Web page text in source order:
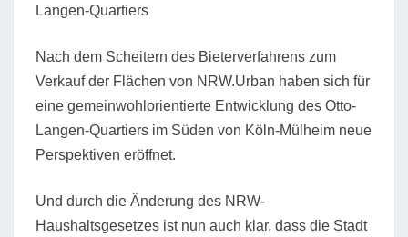
Langen-Quartiers
Nach dem Scheitern des Bieterverfahrens zum
Verkauf der Flächen von NRW.Urban haben sich für
eine gemeinwohlorientierte Entwicklung des Otto-
Langen-Quartiers im Süden von Köln-Mülheim neue
Perspektiven eröffnet.
Und durch die Änderung des NRW-
Haushaltsgesetzes ist nun auch klar, dass die Stadt